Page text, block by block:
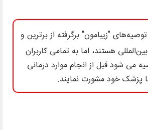
"زیبامون" برگرفته از برترین و
هستند، اما به تمامی کاربران
می شود قبل از انجام موارد درمانی
پزشک خود مشورت نمایند.